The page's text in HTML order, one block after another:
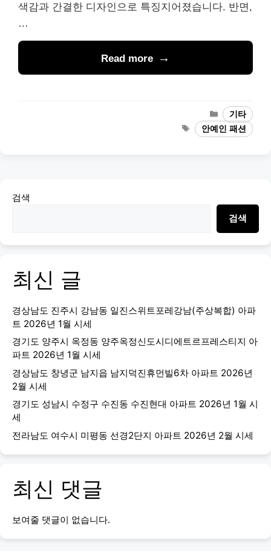
색감과 간결한 디자인으로 특징지어졌습니다. 반면,
…
Read more
Categories
기타
Tags안예인 패션
검색
검색
최신 글
경상남도 진주시 강남동 일진스위트포레강남(주상복합) 아파
트 2026년 1월 시세
경기도 양주시 옥정동 양주옥정신도시디에트르프레스티지 아
파트 2026년 1월 시세
경상남도 창녕군 남지읍 남지덕진휴먼빌6차 아파트 2026년
2월 시세
경기도 성남시 수정구 수진동 수진현대 아파트 2026년 1월 시
세
전라남도 여수시 미평동 선경2단지 아파트 2026년 2월 시세
최신 댓글
보여줄 댓글이 없습니다.